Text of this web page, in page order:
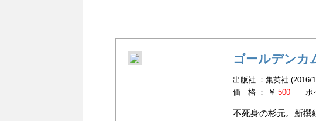
ゴールデンカ
出版社 ：集英社 (2016/
価 格 ： ￥500 ポイ
不死身の杉元。新撰